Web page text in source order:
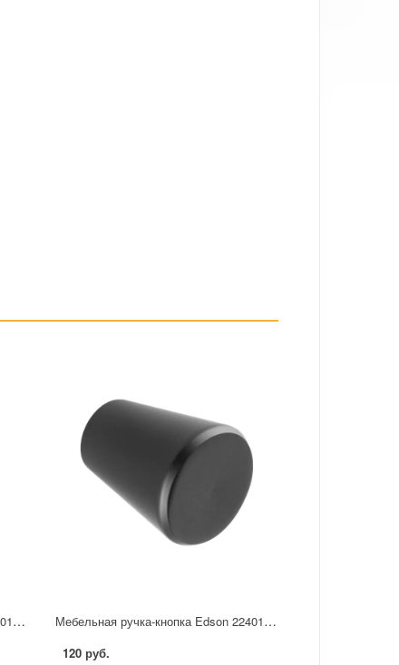
Мебельная ручка-кнопка Edson 22501 25 мм черная Мебельная ручка-кнопка Edson 22401 черная
120 руб.